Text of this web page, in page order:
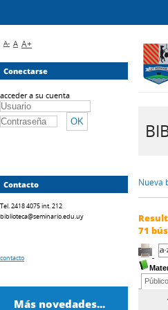
Nueva
71
Público
A- A A+
Conectarse
acceder a su cuenta
Contacto
Tel. 2418 4075 int. 212
biblioteca@seminario.edu.uy
contacto
Más novedades...